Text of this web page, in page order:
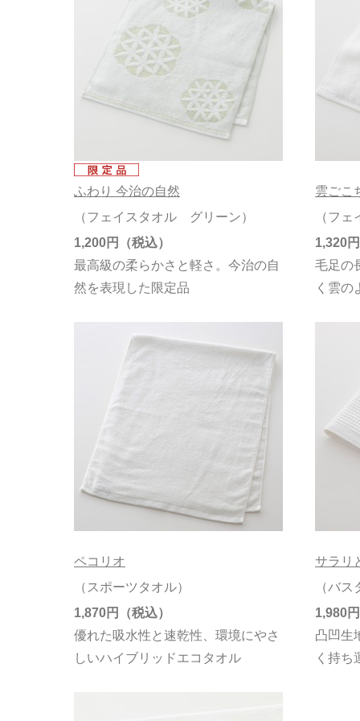
ふわり 今治の自然
（フェイスタオル グリーン）
最高級の柔らかさと軽さ。今治の自
然を表現した限定品
1,200円
雲ごこ
（フ
毛足の
く雲の
1,320円
ペコリオ
（スポーツタオル）
優れた吸水性と速乾性、環境にやさ
しいハイブリッドエコタオル
1,870円
サラリ
（バ
凸凹生
く持ち
1,980円